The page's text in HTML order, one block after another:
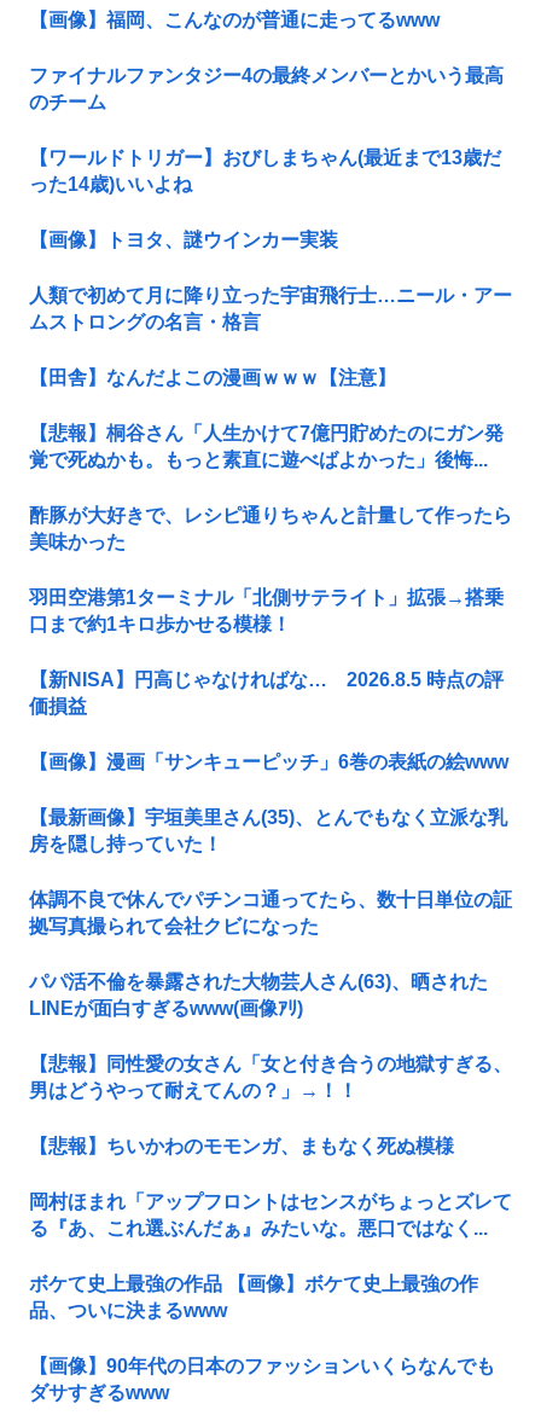
【画像】福岡、こんなのが普通に走ってるwww
ファイナルファンタジー4の最終メンバーとかいう最高
のチーム
【ワールドトリガー】おびしまちゃん(最近まで13歳だ
った14歳)いいよね
【画像】トヨタ、謎ウインカー実装
人類で初めて月に降り立った宇宙飛行士…ニール・アー
ムストロングの名言・格言
【田舎】なんだよこの漫画ｗｗｗ【注意】
【悲報】桐谷さん「人生かけて7億円貯めたのにガン発
覚で死ぬかも。もっと素直に遊べばよかった」後悔...
酢豚が大好きで、レシピ通りちゃんと計量して作ったら
美味かった
羽田空港第1ターミナル「北側サテライト」拡張→搭乗
口まで約1キロ歩かせる模様！
【新NISA】円高じゃなければな… 2026.8.5 時点の評
価損益
【画像】漫画「サンキューピッチ」6巻の表紙の絵www
【最新画像】宇垣美里さん(35)、とんでもなく立派な乳
房を隠し持っていた！
体調不良で休んでパチンコ通ってたら、数十日単位の証
拠写真撮られて会社クビになった
パパ活不倫を暴露された大物芸人さん(63)、晒された
LINEが面白すぎるwww(画像ｱﾘ)
【悲報】同性愛の女さん「女と付き合うの地獄すぎる、
男はどうやって耐えてんの？」→！！
【悲報】ちいかわのモモンガ、まもなく死ぬ模様
岡村ほまれ「アップフロントはセンスがちょっとズレて
る『あ、これ選ぶんだぁ』みたいな。悪口ではなく...
ボケて史上最強の作品 【画像】ボケて史上最強の作
品、ついに決まるwww
【画像】90年代の日本のファッションいくらなんでも
ダサすぎるwww